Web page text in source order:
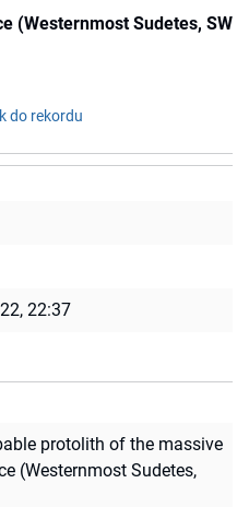
(Westernmost Sudetes, SW
do rekordu
22:37
protolith of the massive
(Westernmost Sudetes,